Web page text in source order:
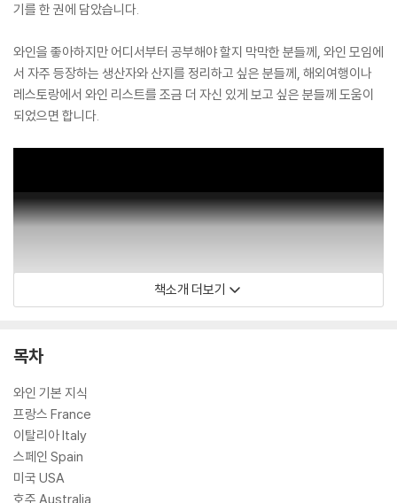
기를 한 권에 담았습니다.
와인을 좋아하지만 어디서부터 공부해야 할지 막막한 분들께, 와인 모임에
서 자주 등장하는 생산자와 산지를 정리하고 싶은 분들께, 해외여행이나
레스토랑에서 와인 리스트를 조금 더 자신 있게 보고 싶은 분들께 도움이
되었으면 합니다.
책소개 더보기
목차
와인 기본 지식
프랑스 France
이탈리아 Italy
스페인 Spain
미국 USA
호주 Australia